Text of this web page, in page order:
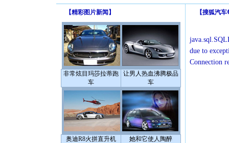
【精彩图片新闻 】
非常炫目玛莎拉蒂跑
车
让男人热血沸腾极品
车
奥迪R8火拼直升机 她和它使人陶醉
【搜狐汽车
due to
Connection